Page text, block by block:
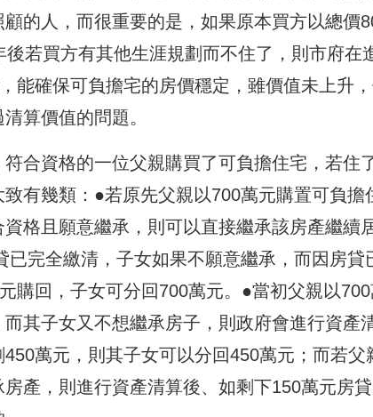
的人，而很重要的是，如果原本買方以總價
若買方有其他生涯規劃而不住了，則市府在
能確保可負擔宅的房價穩定，雖價值未上升
算價值的問題。
合資格的一位父親購買了可負擔住宅，若住
有幾類：●若原先父親以700萬元購置可負擔
格且願意繼承，則可以直接繼承該房產繼續
完全繳清，子女如果不願意繼承，而因房貸
購回，子女可分回700萬元。●當初父親以
其子女又不想繼承房子，則政府會進行資產
萬元，則其子女可以分回450萬元；而若父
產，則進行資產清算後、如剩下150萬元房